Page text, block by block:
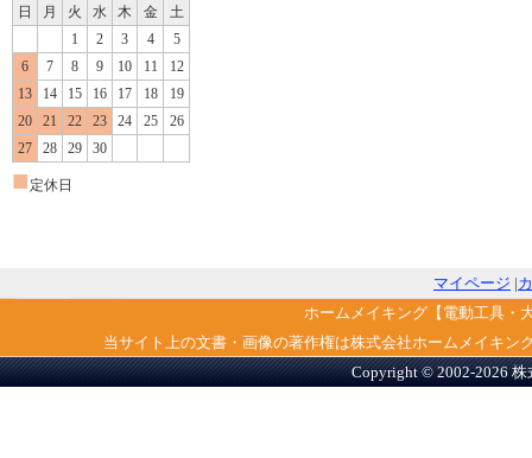
日 月 火 水 木 金
土
1
2 3 4
5
6
7 8 9 10 11
12
13
14 15 16 17 18
19
20
21 22 23 24 25
26
27
28 29 30
■ 定休日
マイページ |
ホームメイキング【電動工具・
当サイト上の文書・画像の著作権は株式会社ホームメイキ
Copyright © 2002-2026